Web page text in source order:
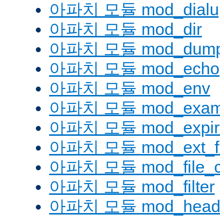
아파치 모듈
아파치 모듈 mod_dir
아파치 모듈
아파치 모듈 mod_echo
아파치 모듈 mod_env
아파치 모듈
아파치 모듈
아파치 모듈
아파치 모듈
아파치 모듈 mod_filter
아파치 모듈